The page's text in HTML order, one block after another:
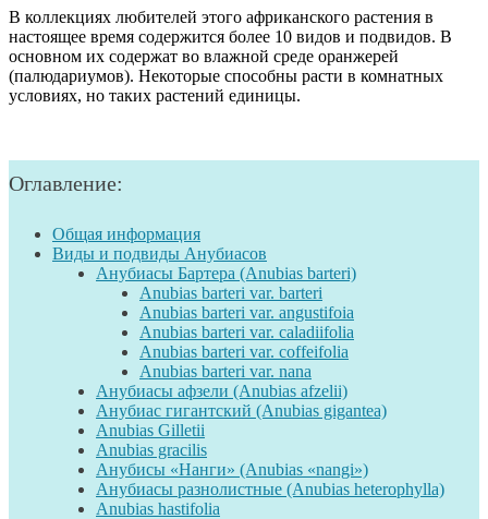
В коллекциях любителей этого африканского растения в
настоящее время содержится более 10 видов и подвидов. В
основном их содержат во влажной среде оранжерей
(палюдариумов). Некоторые способны расти в комнатных
условиях, но таких растений единицы.
Оглавление:
Общая информация
Виды и подвиды Анубиасов
Анубиасы Бартера (Anubias barteri)
Anubias barteri var. barteri
Anubias barteri var. angustifoia
Anubias barteri var. caladiifolia
Anubias barteri var. coffeifolia
Anubias barteri var. nana
Анубиасы афзели (Anubias afzelii)
Анубиас гигантский (Anubias gigantea)
Anubias Gilletii
Anubias gracilis
Анубисы «Нанги» (Anubias «nangi»)
Анубиасы разнолистные (Anubias heterophylla)
Anubias hastifolia